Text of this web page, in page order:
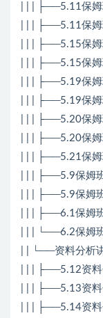
| | | ├──5.11保
| | | ├──5.11保
| | | ├──5.15保
| | | ├──5.15保
| | | ├──5.19保
| | | ├──5.19保
| | | ├──5.20保
| | | ├──5.20保
| | | ├──5.21保
| | | ├──5.9保姆
| | | ├──5.9保姆
| | | ├──6.1保姆
| | | └──6.2保姆
| | └──资料分析
| | | ├──5.12资
| | | ├──5.13资
| | | ├──5.14资